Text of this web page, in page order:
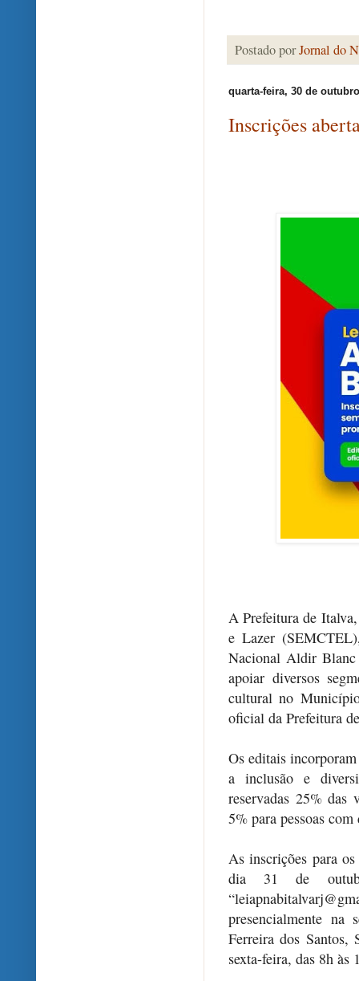
Postado porJornal do
quarta-feira, 30 de
Inscrições
A Prefeitura de
e Lazer
Nacional Aldir
apoiar diversos
cultural no
oficial da Prefeitura
Os editais
a inclusão e
reservadas 25% das
5% para pessoas
As inscrições para
dia 31 de
presencialmente
Ferreira dos
sexta-feira, das 8h às